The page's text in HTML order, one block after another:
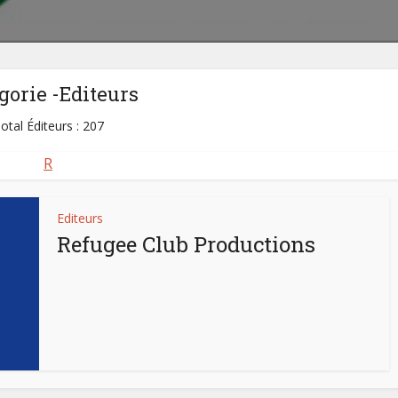
-Editeurs
Éditeurs : 207
R
Editeurs
Refugee Club Productions